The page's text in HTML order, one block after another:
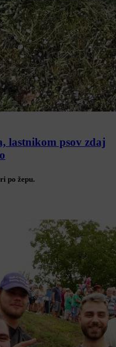
lastnikom psov zdaj
po žepu.